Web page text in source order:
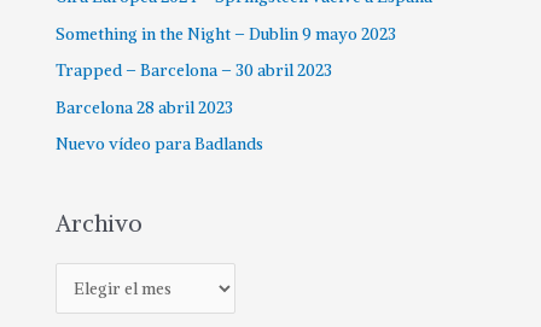
:Something in the Night – Dublin 9 mayo 2023
Trapped – Barcelona – 30 abril 2023
Barcelona 28 abril 2023
Nuevo vídeo para Badlands
Archivo
r